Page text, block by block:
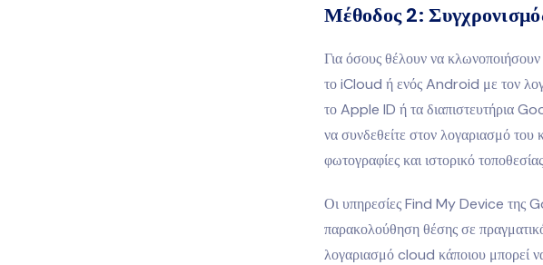
Μέθοδος 2:
Για όσους θέλουν να
το iCloud ή ενός Android με τον
το Apple ID ή τα διαπιστευτήρια
να συνδεθείτε στον λογαριασμό
φωτογραφίες και ιστορικό
Οι υπηρεσίες Find My Device της
παρακολούθηση θέσης σε
λογαριασμό cloud κάποιου μπορεί